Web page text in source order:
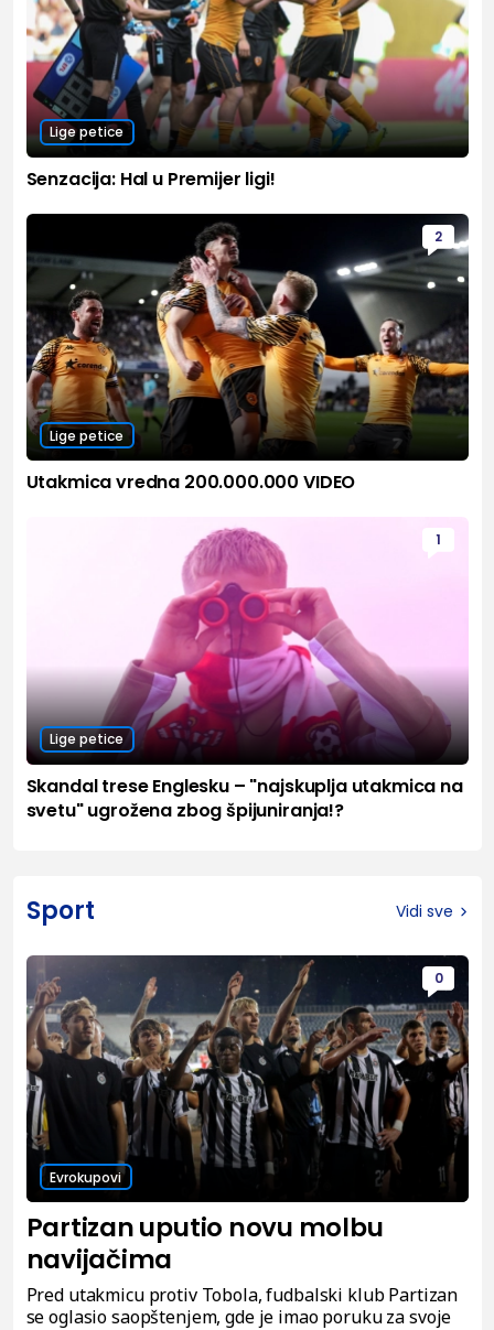
Lige petice
Senzacija: Hal u Premijer ligi!
2
Lige petice
Utakmica vredna 200.000.000 VIDEO
1
Lige petice
Skandal trese Englesku – "najskuplja utakmica na
svetu" ugrožena zbog špijuniranja!?
Sport Vidi sve
0
Evrokupovi
Partizan uputio novu molbu
navijačima
Pred utakmicu protiv Tobola, fudbalski klub Partizan
se oglasio saopštenjem, gde je imao poruku za svoje